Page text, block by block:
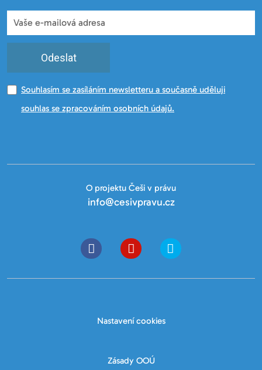
Odeslat
Souhlasím se zasíláním newsletteru a současně uděluji
souhlas se zpracováním osobních údajů.
O projektu Češi v právu
info@cesivpravu.cz
Nastavení cookies
Zásady OOÚ